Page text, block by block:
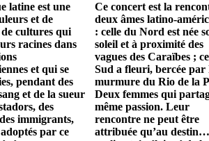
latine est une
et de
cultures qui
racines dans
et qui se
pendant des
et de la sueur
des
immigrants,
par ce
Ce concert est la
deux âmes latino-
: celle du Nord est née
soleil et à proximité des
vagues des Caraïbes ;
Sud a fleuri, bercée par
murmure du Rio de la
Deux femmes qui
même passion. Leur
rencontre ne peut être
attribuée qu’au